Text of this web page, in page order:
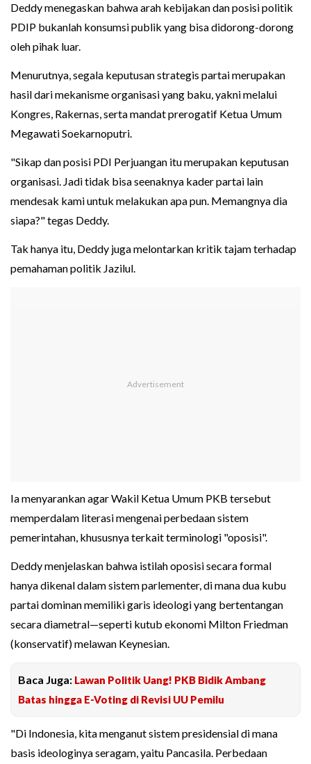
Deddy menegaskan bahwa arah kebijakan dan posisi politik
PDIP bukanlah konsumsi publik yang bisa didorong-dorong
oleh pihak luar.
Menurutnya, segala keputusan strategis partai merupakan
hasil dari mekanisme organisasi yang baku, yakni melalui
Kongres, Rakernas, serta mandat prerogatif Ketua Umum
Megawati Soekarnoputri.
"Sikap dan posisi PDI Perjuangan itu merupakan keputusan
organisasi. Jadi tidak bisa seenaknya kader partai lain
mendesak kami untuk melakukan apa pun. Memangnya dia
siapa?" tegas Deddy.
Tak hanya itu, Deddy juga melontarkan kritik tajam terhadap
pemahaman politik Jazilul.
Ia menyarankan agar Wakil Ketua Umum PKB tersebut
memperdalam literasi mengenai perbedaan sistem
pemerintahan, khususnya terkait terminologi "oposisi".
Deddy menjelaskan bahwa istilah oposisi secara formal
hanya dikenal dalam sistem parlementer, di mana dua kubu
partai dominan memiliki garis ideologi yang bertentangan
secara diametral—seperti kutub ekonomi Milton Friedman
(konservatif) melawan Keynesian.
Baca Juga: Lawan Politik Uang! PKB Bidik Ambang
Batas hingga E-Voting di Revisi UU Pemilu
"Di Indonesia, kita menganut sistem presidensial di mana
basis ideologinya seragam, yaitu Pancasila. Perbedaan